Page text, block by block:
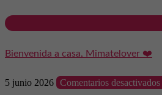
Bienvenida a casa, Mimatelover ❤️
5 junio 2026 Comentarios desactivados